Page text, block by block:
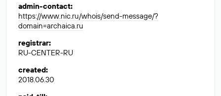
admin-contact:
https://www.nic.ru/whois/send-message/?
domain=archaica.ru
registrar:
RU-CENTER-RU
created:
2018.06.30